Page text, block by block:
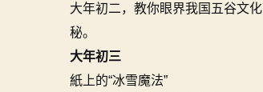
大年初二，教你眼界我国五谷文
秘。
大年初三
紙上的“冰雪魔法”